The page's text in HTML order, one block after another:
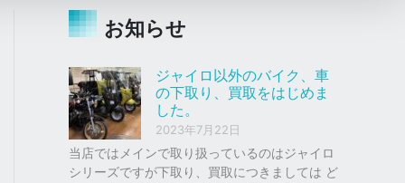
お知らせ
ジャイロ以外のバイク、車
の下取り、買取をはじめま
した。
2023年7月22日
当店ではメインで取り扱っているのはジャイロ
シリーズですが下取り、買取につきましては ど